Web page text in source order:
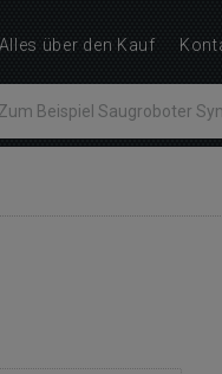
Alles über den Kauf